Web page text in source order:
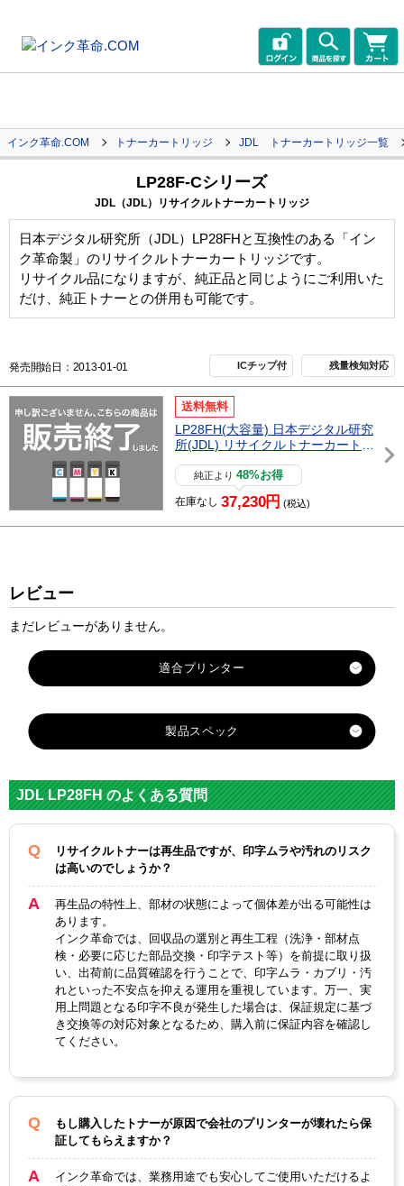
インク革命.COM トナーカートリッジ JDL トナーカートリッジ一覧
LP28F-Cシリーズ
JDL（JDL）リサイクルトナーカートリッジ
日本デジタル研究所（JDL）LP28FHと互換性のある「イン
ク革命製」のリサイクルトナーカートリッジです。
リサイクル品になりますが、純正品と同じようにご利用いた
だけ、純正トナーとの併用も可能です。
発売開始日：2013-01-01 ICチップ付 残量検知対応
送料無料
LP28FH(大容量) 日本デジタル研究
所(JDL) リサイクルトナーカートリ
純正より48%お得
在庫なし 37,230円 (税込)
レビュー
まだレビューがありません。
適合プリンター
製品スペック
メーカー
JDL
対応
純正型番
カテゴリ
カラー ブラック
ICチップ あり
製品タイプ リサイクルトナー
JDL LP28FH のよくある質問
リサイクルトナーは再生品ですが、印字ムラや汚れのリスク
は高いのでしょうか？
再生品の特性上、部材の状態によって個体差が出る可能性は
あります。
インク革命では、回収品の選別と再生工程（洗浄・部材点
検・必要に応じた部品交換・印字テスト等）を前提に取り扱
い、出荷前に品質確認を行うことで、印字ムラ・カブリ・汚
れといった不安点を抑える運用を重視しています。万一、実
用上問題となる印字不良が発生した場合は、保証規定に基づ
き交換等の対応対象となるため、購入前に保証内容を確認し
てください。
もし購入したトナーが原因で会社のプリンターが壊れたら保
証してもらえますか？
インク革命では、業務用途でも安心してご使用いただけるよ